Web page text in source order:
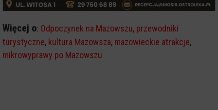
Więcej o: Odpoczynek na Mazowszu, przewodniki
turystyczne, kultura Mazowsza, mazowieckie atrakcje,
mikrowyprawy po Mazowszu